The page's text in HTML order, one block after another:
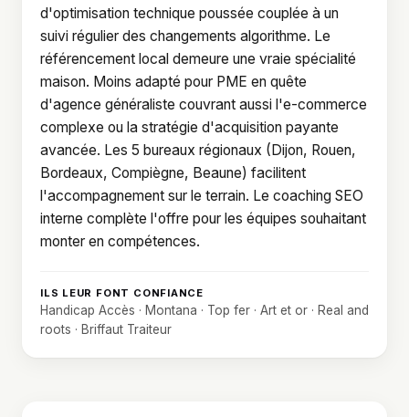
d'optimisation technique poussée couplée à un
suivi régulier des changements algorithme. Le
référencement local demeure une vraie spécialité
maison. Moins adapté pour PME en quête
d'agence généraliste couvrant aussi l'e-commerce
complexe ou la stratégie d'acquisition payante
avancée. Les 5 bureaux régionaux (Dijon, Rouen,
Bordeaux, Compiègne, Beaune) facilitent
l'accompagnement sur le terrain. Le coaching SEO
interne complète l'offre pour les équipes souhaitant
monter en compétences.
ILS LEUR FONT CONFIANCE
Handicap Accès · Montana · Top fer · Art et or · Real and
roots · Briffaut Traiteur